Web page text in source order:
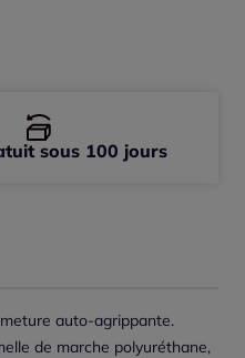
auto-agrippante.
de marche polyuréthane,
sous 100 jours